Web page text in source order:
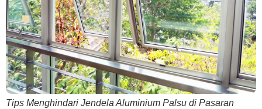
Tips Menghindari Jendela Aluminium Palsu di Pasaran